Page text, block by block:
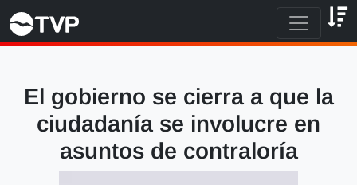
El gobierno se cierra a que la
ciudadanía se involucre en
asuntos de contraloría